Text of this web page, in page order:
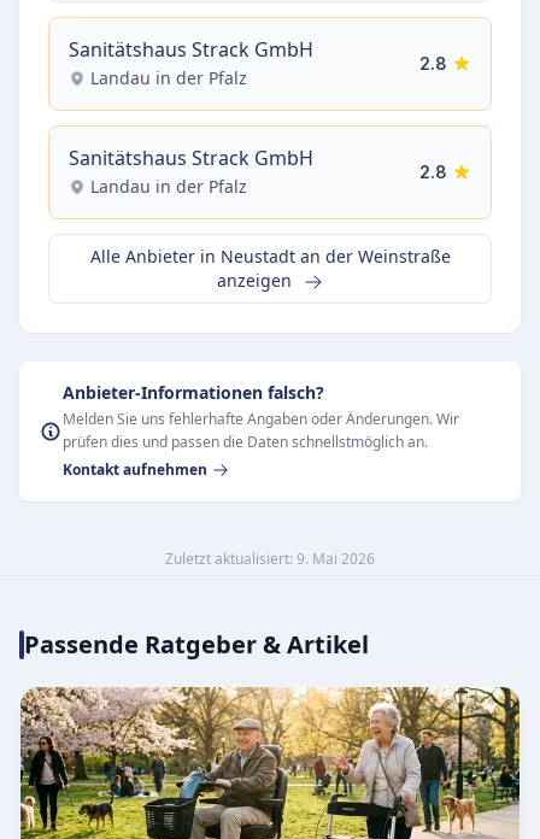
Sanitätshaus Strack GmbH
Landau in der Pfalz
2.8
Sanitätshaus Strack GmbH
Landau in der Pfalz
2.8
Alle Anbieter in Neustadt an der Weinstraße
anzeigen
Anbieter-Informationen falsch?
Melden Sie uns fehlerhafte Angaben oder Änderungen. Wir
prüfen dies und passen die Daten schnellstmöglich an.
Kontakt aufnehmen
Zuletzt aktualisiert: 9. Mai 2026
Passende Ratgeber & Artikel